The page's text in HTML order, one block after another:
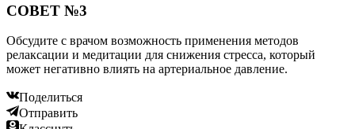
СОВЕТ №3
Обсудите с врачом возможность применения методов
релаксации и медитации для снижения стресса, который
может негативно влиять на артериальное давление.
Поделиться
Отправить